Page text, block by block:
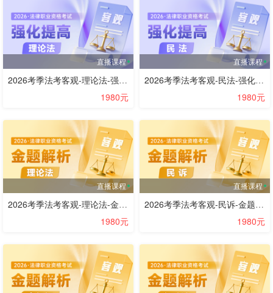
直播课程
2026考季法考客观-理论法-强化提高阶段-李宏勃
1980元
直播课程
2026考季法考客观-民法-强化提高阶段-李劲松
1980元
直播课程
2026考季法考客观-理论法-金题解析阶段-叶晓川
1980元
直播课程
2026考季法考客观-民诉-金题解析阶段-杨秀清
1980元